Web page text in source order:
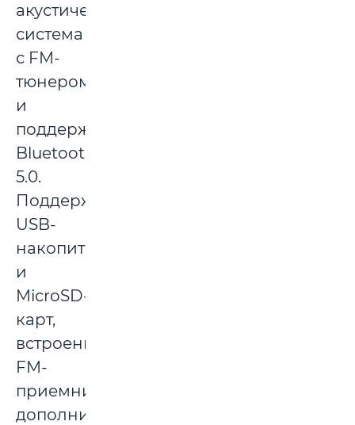
акустическая
система
с FM-
тюнером
и
поддержкой
Bluetooth
5.0.
Поддержка
USB-
накопителей
и
MicroSD-
карт,
встроенный
FM-
приемник,
дополнительный